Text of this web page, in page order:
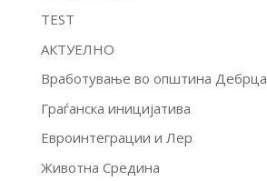
TEST
АКТУЕЛНО
Вработување во општина Дебрца
Граѓанска иницијатива
Евроинтеграции и Лер
Животна Средина